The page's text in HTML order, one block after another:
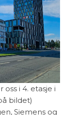
i 4. etasje i
bildet)
Siemens og